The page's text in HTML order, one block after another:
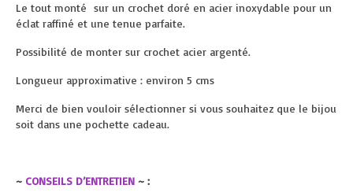
Le tout monté sur un crochet doré en acier inoxydable pour un
éclat raffiné et une tenue parfaite.
Possibilité de monter sur crochet acier argenté.
Longueur approximative : environ 5 cms
Merci de bien vouloir sélectionner si vous souhaitez que le bijou
soit dans une pochette cadeau.
~ CONSEILS D’ENTRETIEN ~ :